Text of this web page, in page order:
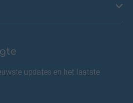
updates en het laatste